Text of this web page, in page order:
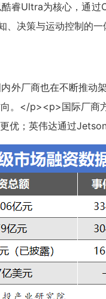
睿Ultra为核心，通
决策与运动控制的一
外厂商也在不断推
。</p><p>国际厂商
优；英伟达通过